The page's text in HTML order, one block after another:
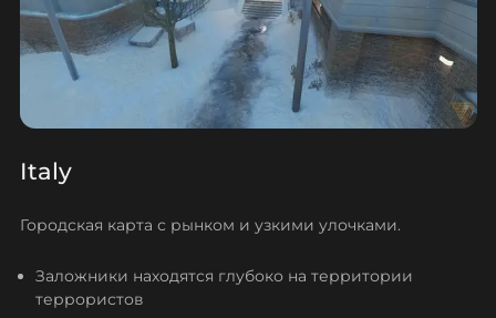
Italy
Городская карта с рынком и узкими улочками.
Заложники находятся глубоко на территории
террористов